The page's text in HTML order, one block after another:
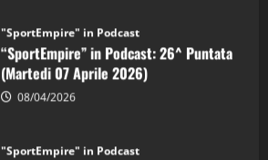
"SportEmpire" in Podcast
“SportEmpire” in Podcast: 26^ Puntata
(Martedi 07 Aprile 2026)
08/04/2026
"SportEmpire" in Podcast